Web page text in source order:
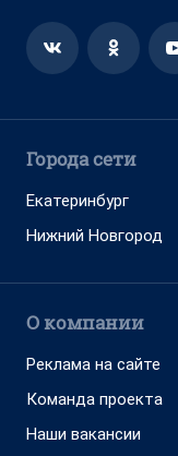
Города сети
Екатеринбург
Нижний Новгород
О компании
Реклама на сайте
Команда проекта
Наши вакансии